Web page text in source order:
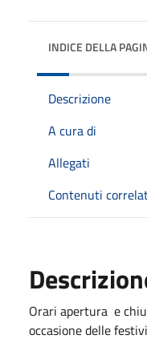
INDICE DELLA
Descrizione
A cura di
Allegati
Contenuti
Orari apertura e
occasione delle